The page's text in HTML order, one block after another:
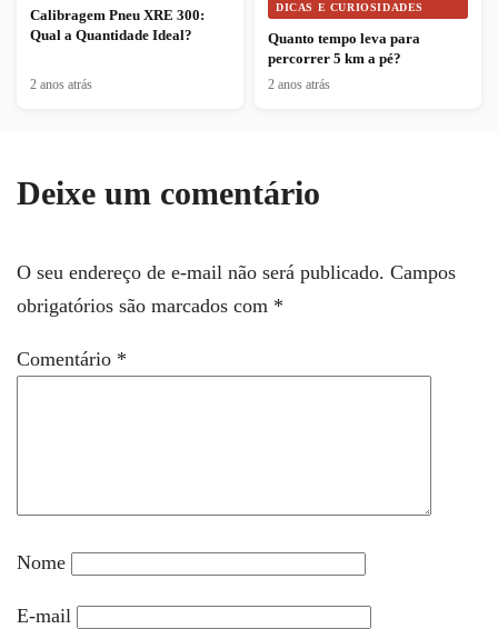
Calibragem Pneu XRE 300:
Qual a Quantidade Ideal?
2 anos atrás
DICAS E CURIOSIDADES
Quanto tempo leva para
percorrer 5 km a pé?
2 anos atrás
Deixe um comentário
O seu endereço de e-mail não será publicado. Campos
obrigatórios são marcados com *
Comentário *
Nome
E-mail